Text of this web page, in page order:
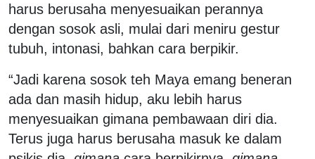
harus berusaha menyesuaikan perannya
dengan sosok asli, mulai dari meniru gestur
tubuh, intonasi, bahkan cara berpikir.
“Jadi karena sosok teh Maya emang beneran
ada dan masih hidup, aku lebih harus
menyesuaikan gimana pembawaan diri dia.
Terus juga harus berusaha masuk ke dalam